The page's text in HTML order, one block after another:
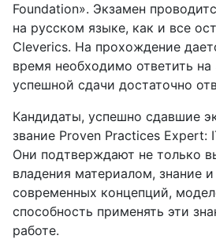
Foundation». Экзамен
на русском языке, как и все
Cleverics. На прохождение
время необходимо ответить
успешной сдачи достаточно
Кандидаты, успешно сдавшие
звание Proven Practices Expert:
Они подтверждают не только
владения материалом, знание
современных концепций,
способность применять эти
работе.